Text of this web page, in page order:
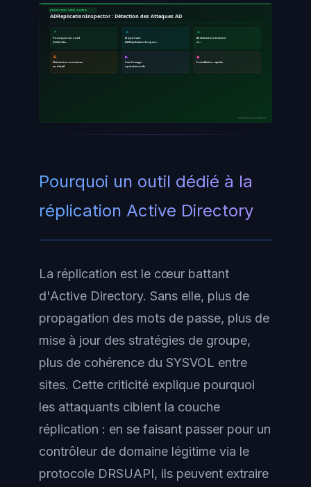
RESSOURCES OPEN SOURCE
ADReplicationInspector : Détection des Attaques AD
📌
Pourquoi un outil
dédié à la…
🔹
À quoi sert
ADReplicationInspect…
🔸
Architecture interne
et…
🔺
Détections couvertes
en détail
▶
Cas d'usage
opérationnels
◆
Installation rapide
ayinedjimi-consultants.fr
Pourquoi un outil dédié à la
réplication Active Directory
La réplication est le cœur battant
d'Active Directory. Sans elle, plus de
propagation des mots de passe, plus de
mise à jour des stratégies de groupe,
plus de cohérence du SYSVOL entre
sites. Cette criticité explique pourquoi
les attaquants ciblent la couche
réplication : en se faisant passer pour un
contrôleur de domaine légitime via le
protocole DRSUAPI, ils peuvent extraire